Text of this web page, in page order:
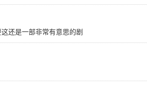
还是一部非常有意思的剧